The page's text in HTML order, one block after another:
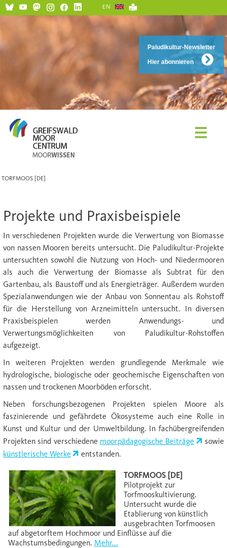
Paludikultur-Newsletter
Hier abonnieren
EN
TORFMOOS [DE]
Projekte und Praxisbeispiele
In verschiedenen Projekten wurde die Verwertung von Biomasse
von nassen Mooren bereits untersucht. Die Paludikultur-Projekte
untersuchten sowohl die Nutzung von Hoch- und Niedermooren
als auch die Verwertung der Biomasse als Subtrat für den
Gartenbau, als Baustoff und als Energieträger. Außerdem wurden
Spezialanwendungen wie der Anbau von Sonnentau als Rohstoff
für die Herstellung von Arzneimitteln untersucht. In diversen
Praxisbeispielen werden Anwendungs- und
Verwertungsmöglichkeiten von Paludikultur-Rohstoffen
aufgezeigt.
In weiteren Projekten werden grundlegende Merkmale wie
hydrologische, biologische oder geochemische Eigenschaften von
nassen und trockenen Moorböden erforscht.
Neben forschungsbezogenen Projekten spielen Moore als
faszinierende und gefährdete Ökosysteme auch eine Rolle in
Kunst und Kultur und der Umweltbildung. In fachübergreifenden
Projekten sind verschiedene moorpädagogische Beiträge
sowie
künstlerische Werke
entstanden.
TORFMOOS [DE]
Pilotprojekt zur
Torfmooskultivierung.
Untersucht wurde die
Etablierung von künstlich
ausgebrachten Torfmoosen
auf abgetorftem Hochmoor und Einflüsse auf die
Wachstumsbedingungen. Mehr...